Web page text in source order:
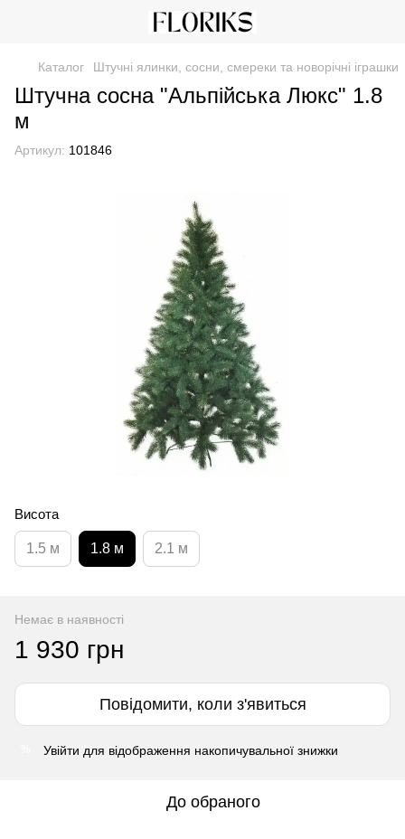
Каталог Штучні ялинки, сосни, смереки та новорічні іграшки
Штучна сосна "Альпійська Люкс" 1.8
м
Артикул: 101846
Висота
1.5 м 1.8 м 2.1 м
Немає в наявності
1 930 грн
Повідомити, коли з'явиться
Увійти для відображення накопичувальної знижки
До обраного